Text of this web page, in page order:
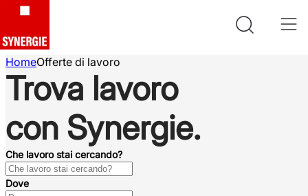
HomeOfferte di lavoro
Trova lavoro
con Synergie.
Che lavoro stai cercando?
Dove